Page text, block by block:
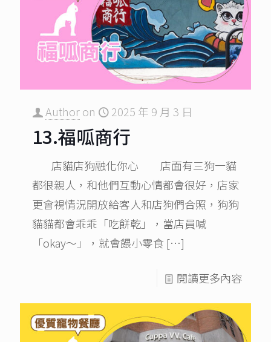
Authoron 2025 年 9 月 3 日
13.福呱商行
店貓店狗融化你心 店面有三狗一貓
都很親人，和他們互動心情都會很好，店家
更會視情況開放給客人和店狗們合照，狗狗
貓貓都會乖乖「吃餅乾」，當店員喊
「okay～」，就會餵小零食 […]
閱讀更多內容